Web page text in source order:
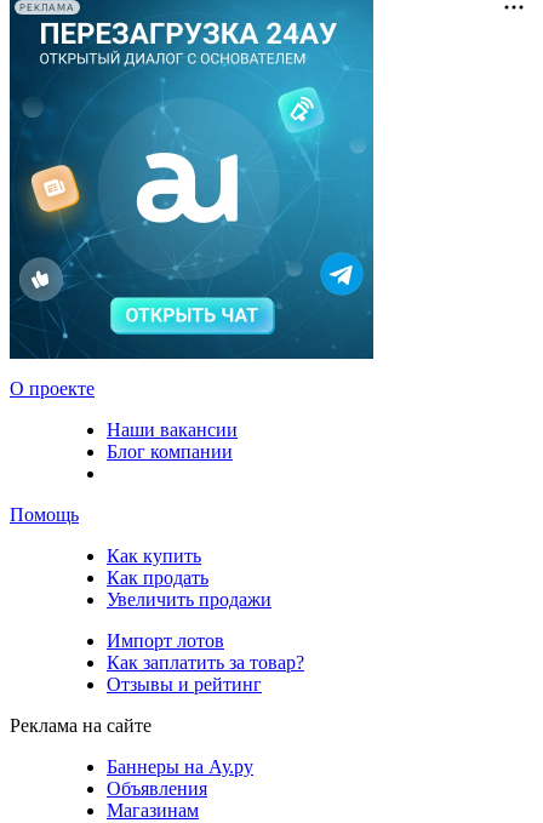
РЕКЛАМА
О проекте
Наши вакансии
Блог компании
Помощь
Как купить
Как продать
Увеличить продажи
Импорт лотов
Как заплатить за товар?
Отзывы и рейтинг
Реклама на сайте
Баннеры на Ау.ру
Объявления
Магазинам